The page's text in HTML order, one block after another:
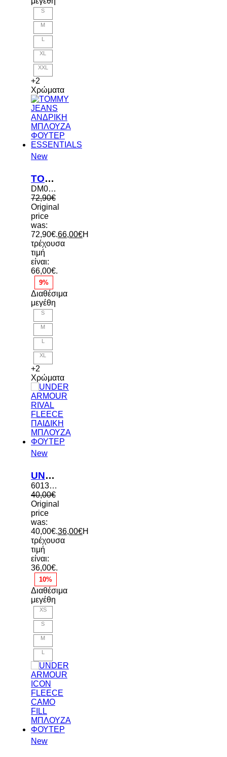
S
M
L
XL
XXL
+2
Χρώματα
New
TOMMY JEANS ΑΝΔΡΙΚΗ ΜΠΛΟΥΖΑ ΦΟΥΤΕΡ ESSENTIALS
DM0DM20741 PJ4
72,90€
Original
price
was:
72,90€.66,00€Η
τρέχουσα
τιμή
είναι:
66,00€.
9%
Διαθέσιμα
μεγέθη
S
M
L
XL
+2
Χρώματα
New
UNDER ARMOUR RIVAL FLEECE ΠΑΙΔΙΚΗ ΜΠΛΟΥΖΑ ΦΟΥΤΕΡ
6013412 008
40,00€
Original
price
was:
40,00€.36,00€Η
τρέχουσα
τιμή
είναι:
36,00€.
10%
Διαθέσιμα
μεγέθη
XS
S
M
L
New